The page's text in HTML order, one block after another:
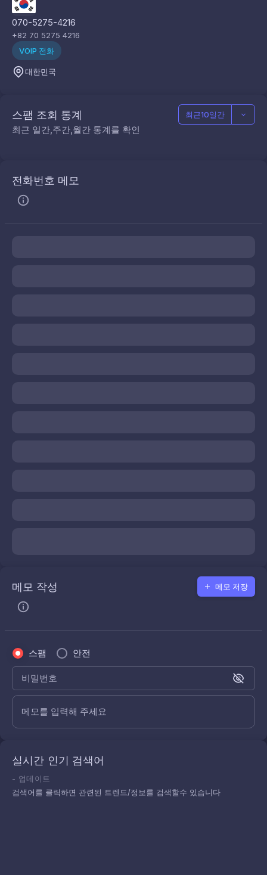
070-5275-4216
+82 70 5275 4216
VOIP 전화
대한민국
스팸 조회 통계
최근 일간,주간,월간 통계를 확인
최근10일간
전화번호 메모
메모 작성 메모 저장
스팸 안전
비밀번호
메모를 입력해 주세요
실시간 인기 검색어
- 업데이트
검색어를 클릭하면 관련된 트렌드/정보를 검색할수 있습니다